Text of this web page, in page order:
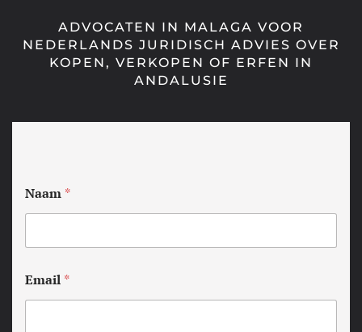
ADVOCATEN IN MALAGA VOOR
NEDERLANDS JURIDISCH ADVIES OVER
KOPEN, VERKOPEN OF ERFEN IN
ANDALUSIE
Naam *
Email *